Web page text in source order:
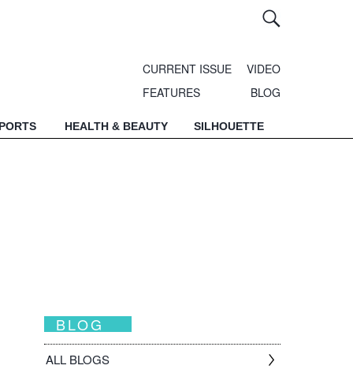
CURRENT ISSUE
VIDEO
FEATURES
BLOG
HEALTH & BEAUTY SILHOUETTE
BLOG
ALL BLOGS